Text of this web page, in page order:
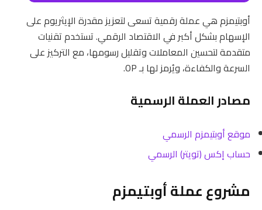
أوبتيمزم هي عملة رقمية تسعى لتعزيز مقدرة الإيثريوم على
الإسهام بشكل أكبر في الاقتصاد الرقمي. تستخدم تقنيات
متقدمة لتحسين المعاملات وتقليل رسومها، مع التركيز على
السرعة والكفاءة، ويُرمز لها بـ OP.
مصادر العملة الرسمية
موقع أوبتيمزم الرسمي
حساب إكس (تويتر) الرسمي
مشروع عملة أوبتيمزم